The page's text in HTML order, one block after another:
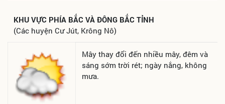
KHU VỰC PHÍA BẮC VÀ ĐÔNG BẮC TỈNH
(Các huyện Cư Jút, Krông Nô)
Mây thay đổi đến nhiều mây, đêm và
sáng sớm trời rét; ngày nắng, không
mưa.